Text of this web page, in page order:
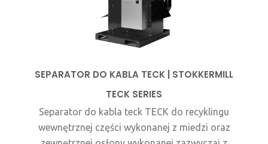
SEPARATOR DO KABLA TECK | STOKKERMILL
TECK SERIES
Separator do kabla teck TECK do recyklingu
wewnętrznej części wykonanej z miedzi oraz